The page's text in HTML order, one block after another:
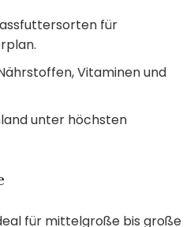
für
Vitaminen und
unter höchsten
für mittelgroße bis große